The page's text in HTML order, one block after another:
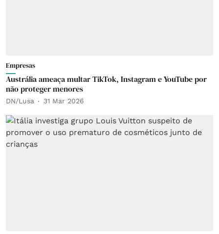
Empresas
Austrália ameaça multar TikTok, Instagram e YouTube por
não proteger menores
DN/Lusa 31 Mar 2026